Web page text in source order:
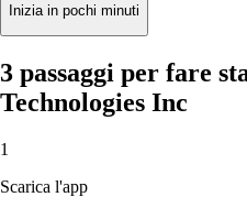
Inizia in pochi minuti
3 passaggi per fare
Technologies Inc
1
Scarica l'app